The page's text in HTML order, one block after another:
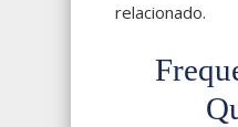
relacionado.